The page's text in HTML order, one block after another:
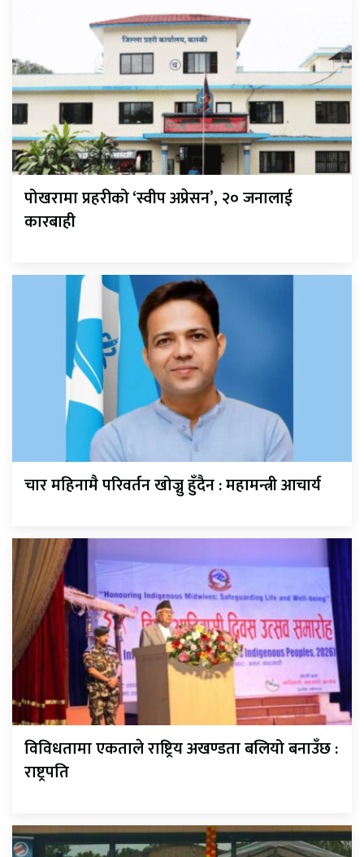
पोखरामा प्रहरीको ‘स्वीप अप्रेसन’, २० जनालाई
कारबाही
चार महिनामै परिवर्तन खोज्नु हुँदैन : महामन्त्री आचार्य
विविधतामा एकताले राष्ट्रिय अखण्डता बलियो बनाउँछ :
राष्ट्रपति